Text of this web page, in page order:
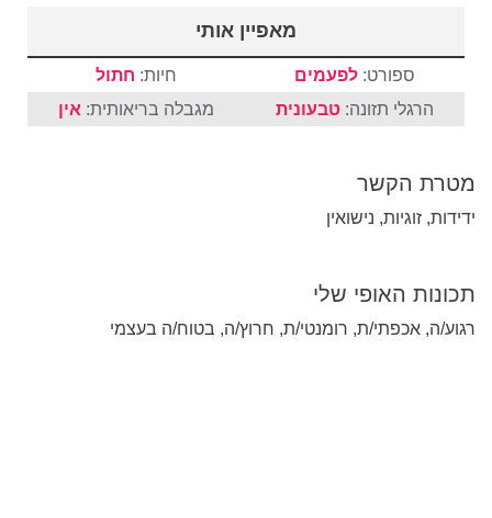
מאפיין אותי
ספורט: לפעמים חיות: חתול
הרגלי תזונה: טבעונית מגבלה בריאותית: אין
מטרת הקשר
ידידות, זוגיות, נישואין
תכונות האופי שלי
רגוע/ה, אכפתי/ת, רומנטי/ת, חרוץ/ה, בטוח/ה בעצמי